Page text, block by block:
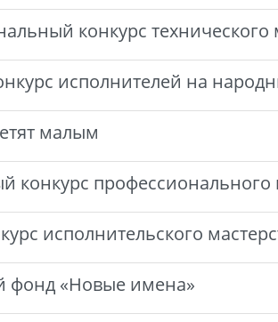
конкурс
исполнителей на
малым
конкурс профессионального
исполнительского
фонд «Новые имена»